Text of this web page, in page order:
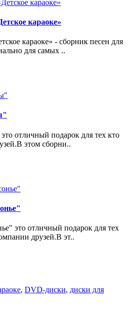
караоке»
караоке» - сборник песен для
для самых ..
отличный подарок для тех кто
этом сборни..
это отличный подарок для тех
друзей.В эт..
, DVD-диски, диски для